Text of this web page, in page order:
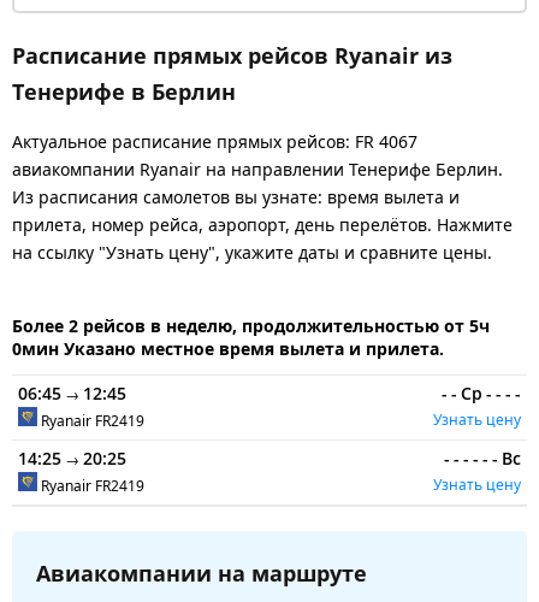
Расписание прямых рейсов Ryanair из
Тенерифе в Берлин
Актуальное расписание прямых рейсов: FR 4067
авиакомпании Ryanair на направлении Тенерифе Берлин.
Из расписания самолетов вы узнате: время вылета и
прилета, номер рейса, аэропорт, день перелётов. Нажмите
на ссылку "Узнать цену", укажите даты и сравните цены.
Более 2 рейсов в неделю, продолжительностью от 5ч
0мин Указано местное время вылета и прилета.
06:45 → 12:45
Ryanair FR2419
- - Ср - - - -
Узнать цену
14:25 → 20:25
Ryanair FR2419
- - - - - - Вс
Узнать цену
Авиакомпании на маршруте